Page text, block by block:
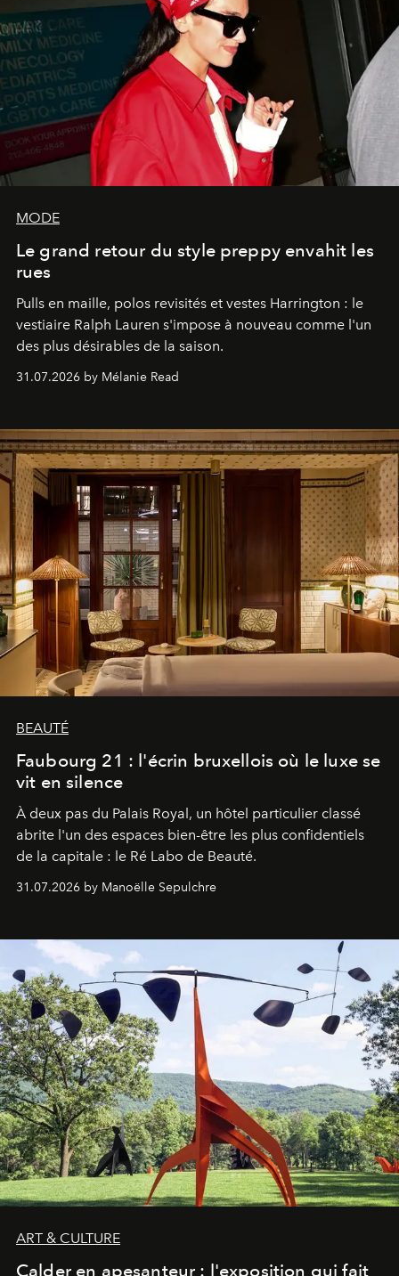
MODE
Le grand retour du style preppy envahit les
rues
Pulls en maille, polos revisités et vestes Harrington : le
vestiaire Ralph Lauren s'impose à nouveau comme l'un
des plus désirables de la saison.
31.07.2026 by Mélanie Read
BEAUTÉ
Faubourg 21 : l'écrin bruxellois où le luxe se
vit en silence
À deux pas du Palais Royal, un hôtel particulier classé
abrite l'un des espaces bien-être les plus confidentiels
de la capitale : le Ré Labo de Beauté.
31.07.2026 by Manoëlle Sepulchre
ART & CULTURE
Calder en apesanteur : l'exposition qui fait